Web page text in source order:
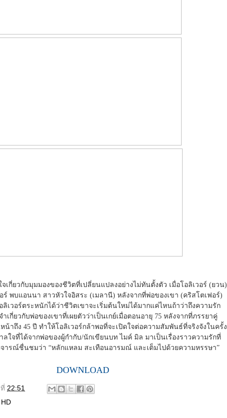
เกี่ยวกับมุมมองของชีวิตที่เปลี่ยนแปลงอย่างไม่ทันตั้งตัว เมื่อโอลิเวอร์ (ยวน)
พบแอนนา สาวหัวใจอิสระ (เมลานี) หลังจากที่พ่อของเขา (คริสโตเฟอร์)
ลิเวอร์ตระหนักได้ว่าชีวิตเขาจะเริ่มต้นใหม่ได้มากแค่ไหนถ้าว่าถึงความรัก
เกี่ยวกับพ่อของเขาที่เผยตัวว่าเป็นเกย์เมื่อตอนอายุ 75 หลังจากที่ภรรยาคู่
น้าถึง 45 ปี ทำให้โอลิเวอร์กล้าพอที่จะเปิดใจต่อความสัมพันธ์ที่จริงจังในครั้ง
ใจที่ได้จากพ่อของผู้กำกับ/นักเขียนบท ไมค์ มิล มาเป็นเรื่องราวความรักที่
ารณ์ชื่นชมว่า “หลักแหลม สะเทือนอารมณ์ และเต็มไปด้วยความหรรษา”
DOWNLOAD
ที่ 22:51